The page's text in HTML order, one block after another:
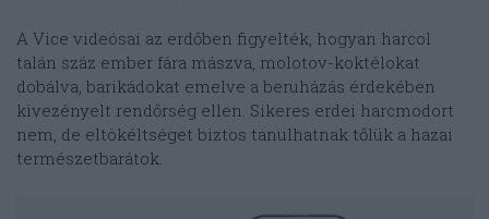
A Vice videósai az erdőben figyelték, hogyan harcol
talán száz ember fára mászva, molotov-koktélokat
dobálva, barikádokat emelve a beruházás érdekében
kivezényelt rendőrség ellen. Sikeres erdei harcmodort
nem, de eltökéltséget biztos tanulhatnak tőlük a hazai
természetbarátok.